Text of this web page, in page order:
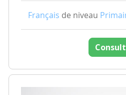
Français de niveau